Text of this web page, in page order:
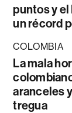
puntos y el
un récord
COLOMBIA
La mala
aranceles
tregua